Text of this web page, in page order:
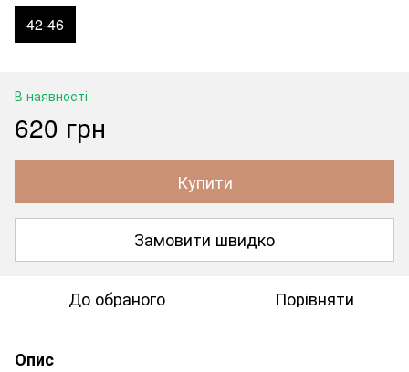
42-46
В наявності
620 грн
Купити
Замовити швидко
До обраного Порівняти
Опис